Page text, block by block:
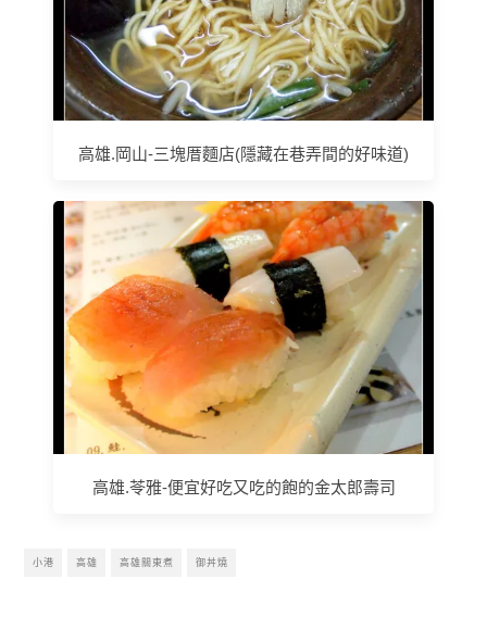
高雄.岡山-三塊厝麵店(隱藏在巷弄間的好味道)
高雄.苓雅-便宜好吃又吃的飽的金太郎壽司
小港 高雄 高雄關東煮 御丼燒